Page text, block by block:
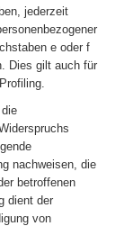
jederzeit
e oder f
Dies gilt auch für
nachweisen, die
betroffenen
dient der
von